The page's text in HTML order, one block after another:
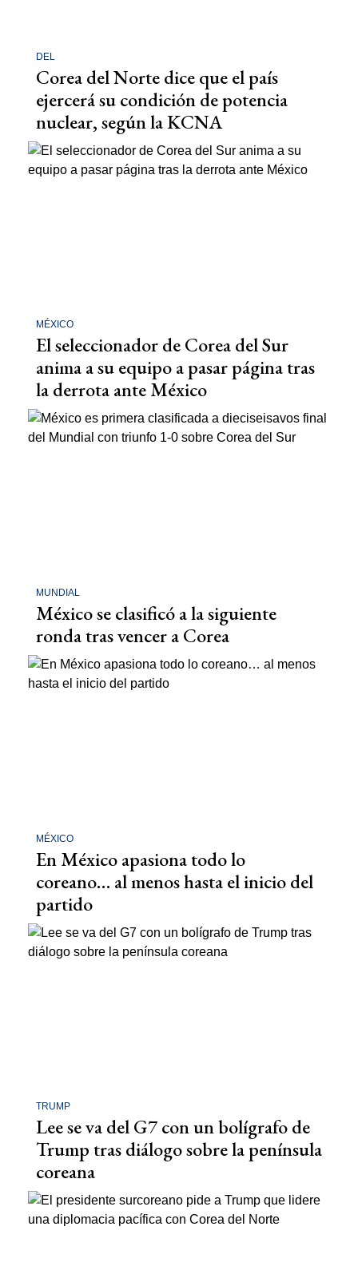
DEL
Corea del Norte dice que el país
ejercerá su condición de potencia
nuclear, según la KCNA​​
MÉXICO
El seleccionador de Corea del Sur
anima a su equipo a pasar página tras
la derrota ante México
MUNDIAL
México se clasificó a la siguiente
ronda tras vencer a Corea
MÉXICO
En México apasiona todo lo
coreano… al menos hasta el inicio del
partido
TRUMP
Lee se va del G7 con un bolígrafo de
Trump tras diálogo sobre la península
coreana